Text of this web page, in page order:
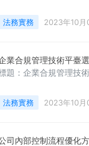
法務實務 2023年10月
業合規管理技術平臺
題：企業合規管理技
法務實務 2023年10月
司內部控制流程優化